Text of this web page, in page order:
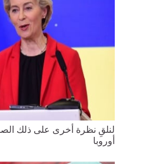
لنلقِ نظرة أخرى على ذلك
أوروبا